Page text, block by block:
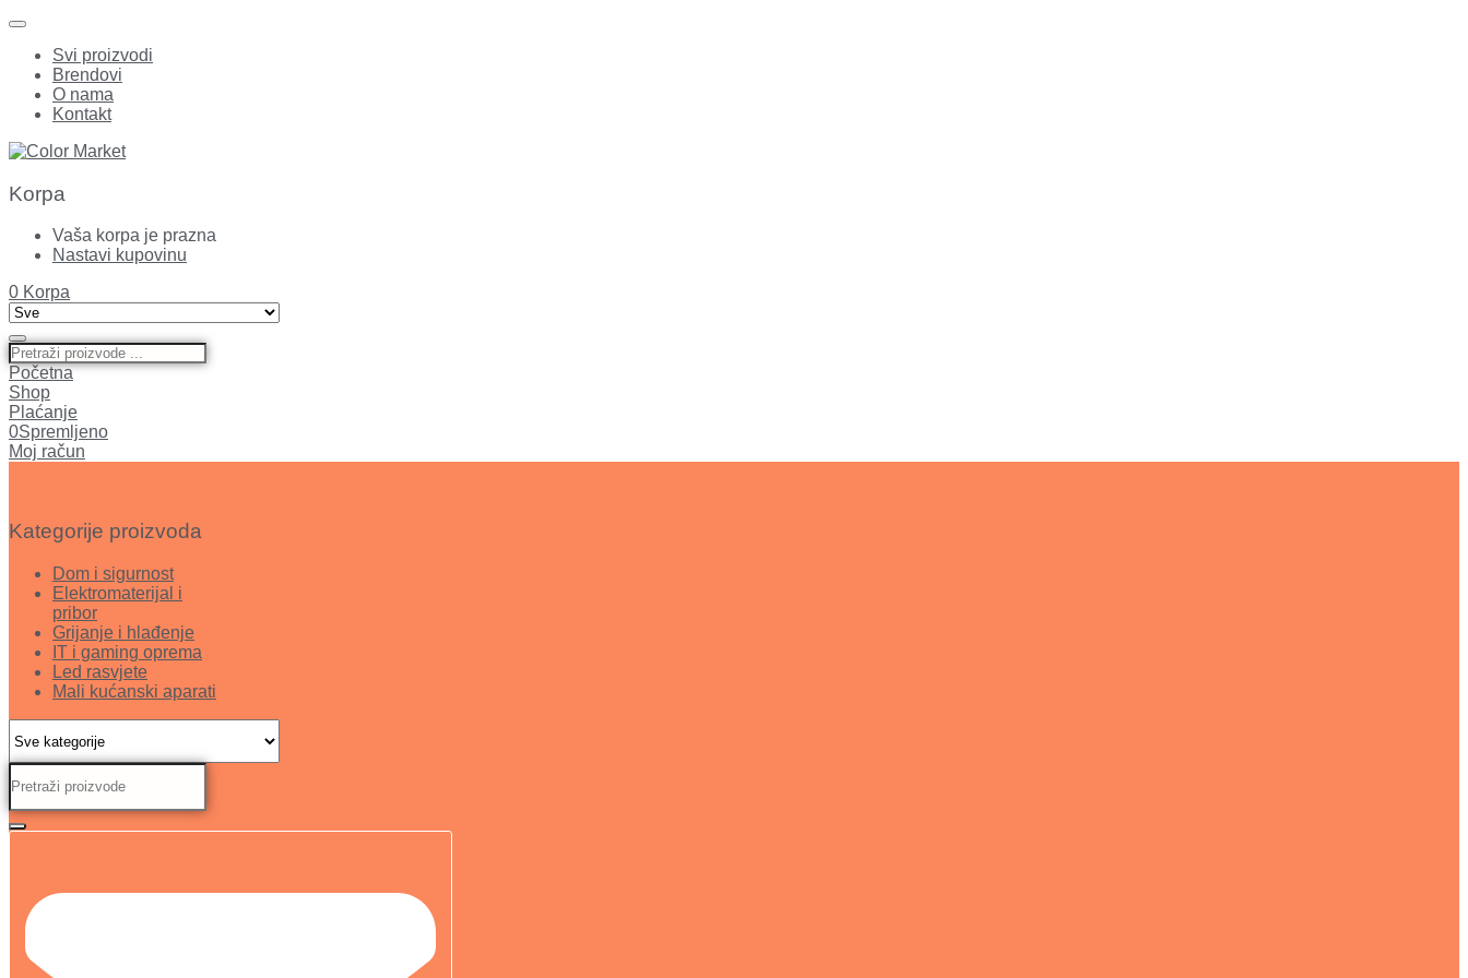
Svi proizvodi
Brendovi
O nama
Kontakt
Korpa
Vaša korpa je prazna
Nastavi kupovinu
0 Korpa
Početna
Shop
Plaćanje
0Spremljeno
Moj račun
Kategorije proizvoda
Dom i sigurnost
Elektromaterijal i
pribor
Grijanje i hlađenje
IT i gaming oprema
Led rasvjete
Mali kućanski aparati